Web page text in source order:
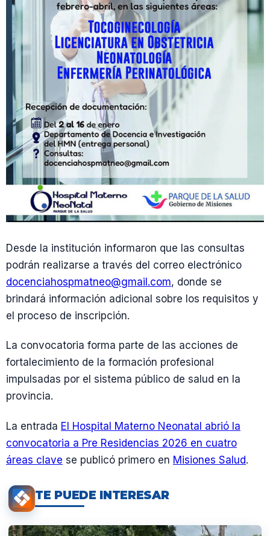
Desde la institución informaron que las consultas
podrán realizarse a través del correo electrónico
docenciahospmatneo@gmail.com, donde se
brindará información adicional sobre los requisitos y
el proceso de inscripción.
La convocatoria forma parte de las acciones de
fortalecimiento de la formación profesional
impulsadas por el sistema público de salud en la
provincia.
La entrada El Hospital Materno Neonatal abrió la
convocatoria a Pre Residencias 2026 en cuatro
áreas clave se publicó primero en Misiones Salud.
TE PUEDE INTERESAR